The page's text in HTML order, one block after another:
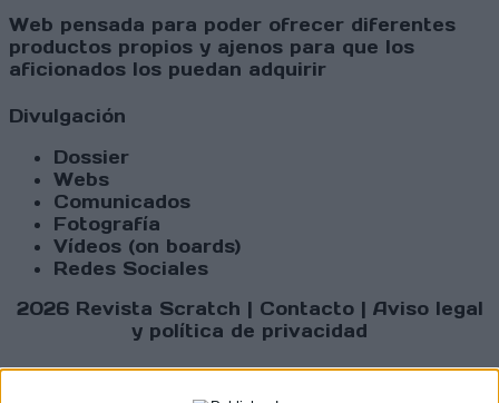
Web pensada para poder ofrecer diferentes
productos propios y ajenos para que los
aficionados los puedan adquirir
Divulgación
Dossier
Webs
Comunicados
Fotografía
Vídeos (on boards)
Redes Sociales
2026 Revista Scratch | Contacto| Aviso legal
y política de privacidad